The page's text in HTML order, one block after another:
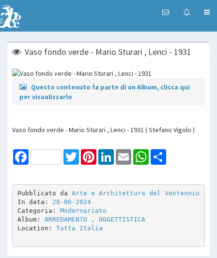
Vaso fondo verde - Mario Sturari , Lenci - 1931
Questo contenuto fa parte di un Album, clicca qui
per visualizzarlo
Vaso fondo verde - Mario Sturari , Lenci - 1931 ( Stefano Vigolo )
Facebook TwitterPinterestLinkedInEmail WhatsApp
Pubblicato da Arte e Architettura del Ventennio
In data: 28-06-2024
Categoria: Modernariato
Album: ARREDAMENTO , OGGETTISTICA
Location: Tutta Italia